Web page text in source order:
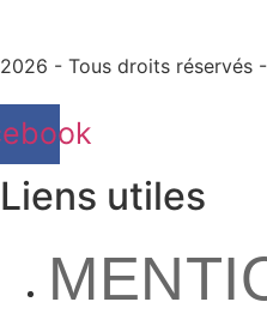
2026 - Tous droits réservés
Liens utiles